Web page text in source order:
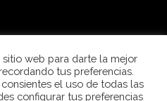
de danza
escuelas de danza
web para darte la mejor
tus preferencias.
el uso de todas las
configurar tus preferencias